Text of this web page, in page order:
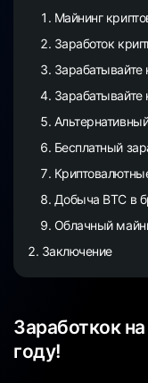
Майнинг
Заработок
Бесплатный
Добыча BTC в
Облачный
Заключение
Заработкок
году!